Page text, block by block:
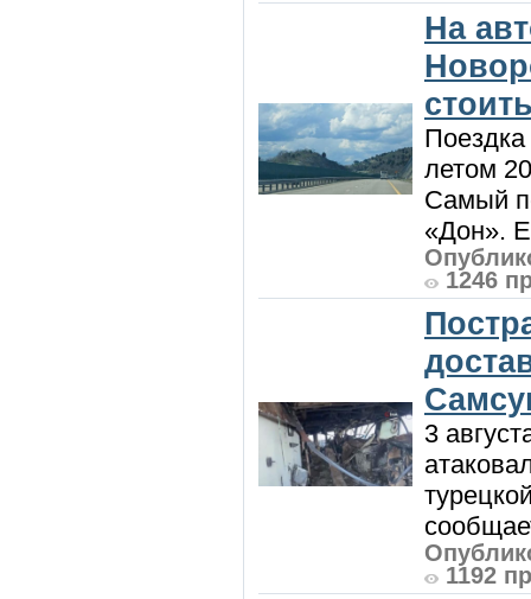
На
летом
Самый
«Дон».
1246
3
1192